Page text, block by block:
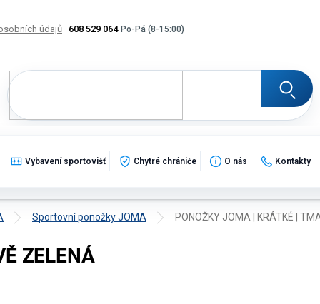
608 529 064
údajů Výměna, vrácení a reklamace zboží
Vybavení sportovišť Chytré chrániče O nás Kontakty
Sportovní ponožky JOMA PONOŽKY JOMA | KRÁTKÉ |
ZELENÁ